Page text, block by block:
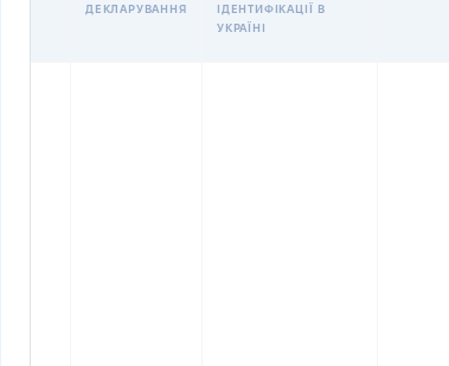
ДЕКЛАРУВАННЯ
ІДЕНТИФІКАЦІЇ В
УКРАЇНІ